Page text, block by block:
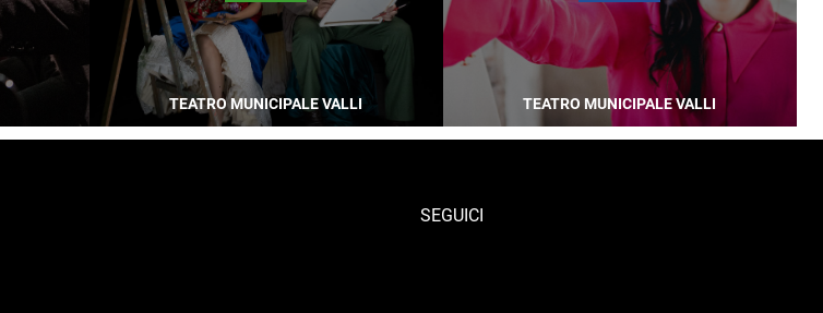
TEATRO MUNICIPALE VALLI TEATRO MUNICIPALE VALLI
SEGUICI